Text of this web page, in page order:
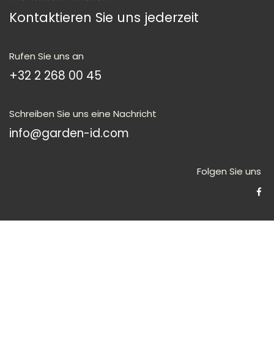
Trouver un magasin
Wie können wir helfen?
Kontaktieren Sie uns jederzeit
+32 2 268 00 45